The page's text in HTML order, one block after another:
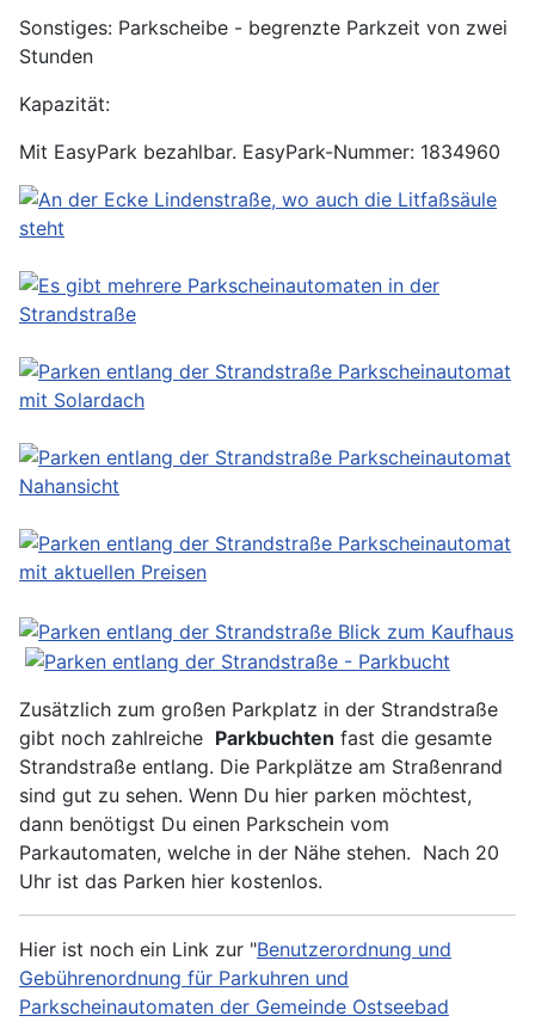
Sonstiges: Parkscheibe - begrenzte Parkzeit von zwei
Stunden
Kapazität:
Mit EasyPark bezahlbar. EasyPark-Nummer: 1834960
Zusätzlich zum großen Parkplatz in der Strandstraße
gibt noch zahlreiche Parkbuchten fast die gesamte
Strandstraße entlang. Die Parkplätze am Straßenrand
sind gut zu sehen. Wenn Du hier parken möchtest,
dann benötigst Du einen Parkschein vom
Parkautomaten, welche in der Nähe stehen. Nach 20
Uhr ist das Parken hier kostenlos.
Hier ist noch ein Link zur "Benutzerordnung und
Gebührenordnung für Parkuhren und
Parkscheinautomaten der Gemeinde Ostseebad